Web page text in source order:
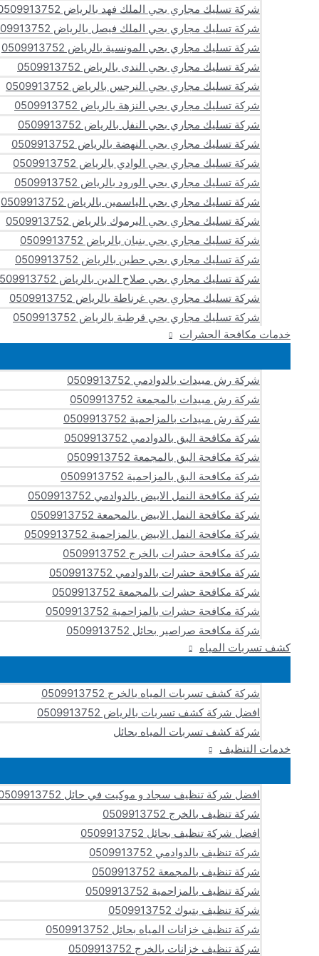
شركة تسليك مجاري بحي الملك فهد بالرياض 0509913752
شركة تسليك مجاري بحي الملك فيصل بالرياض 0509913752
شركة تسليك مجاري بحي المونسية بالرياض 0509913752
شركة تسليك مجاري بحي الندى بالرياض 0509913752
شركة تسليك مجاري بحي النرجس بالرياض 0509913752
شركة تسليك مجاري بحي النزهة بالرياض 0509913752
شركة تسليك مجاري بحي النفل بالرياض 0509913752
شركة تسليك مجاري بحي النهضة بالرياض 0509913752
شركة تسليك مجاري بحي الوادي بالرياض 0509913752
شركة تسليك مجاري بحي الورود بالرياض 0509913752
شركة تسليك مجاري بحي الياسمين بالرياض 0509913752
شركة تسليك مجاري بحي اليرموك بالرياض 0509913752
شركة تسليك مجاري بحي بنبان بالرياض 0509913752
شركة تسليك مجاري بحي حطين بالرياض 0509913752
شركة تسليك مجاري بحي صلاح الدين بالرياض 0509913752
شركة تسليك مجاري بحي غرناطة بالرياض 0509913752
شركة تسليك مجاري بحي قرطبة بالرياض 0509913752
خدمات مكافحة الحشرات
شركة رش مبيدات بالدوادمي 0509913752
شركة رش مبيدات بالمجمعة 0509913752
شركة رش مبيدات بالمزاحمية 0509913752
شركة مكافحة البق بالدوادمي 0509913752
شركة مكافحة البق بالمجمعة 0509913752
شركة مكافحة البق بالمزاحمية 0509913752
شركة مكافحة النمل الابيض بالدوادمي 0509913752
شركة مكافحة النمل الابيض بالمجمعة 0509913752
شركة مكافحة النمل الابيض بالمزاحمية 0509913752
شركة مكافحة حشرات بالخرج 0509913752
شركة مكافحة حشرات بالدوادمي 0509913752
شركة مكافحة حشرات بالمجمعة 0509913752
شركة مكافحة حشرات بالمزاحمية 0509913752
شركة مكافحة صراصير بحائل 0509913752
كشف تسربات المياه
شركة كشف تسربات المياه بالخرج 0509913752
افضل شركة كشف تسربات بالرياض 0509913752
شركة كشف تسربات المياه بحائل
خدمات التنظيف
افضل شركة تنظيف سجاد و موكيت في حائل 0509913752
شركة تنظيف بالخرج 0509913752
افضل شركة تنظيف بحائل 0509913752
شركة تنظيف بالدوادمي 0509913752
شركة تنظيف بالمجمعة 0509913752
شركة تنظيف بالمزاحمية 0509913752
شركة تنظيف بتبوك 0509913752
شركة تنظيف خزانات المياه بحائل 0509913752
شركة تنظيف خزانات بالخرج 0509913752